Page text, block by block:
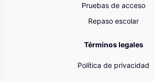
Pruebas de acceso
Repaso escolar
Términos legales
Política de privacidad